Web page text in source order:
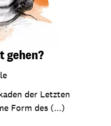
gehen?
der Letzten
Form des (...)